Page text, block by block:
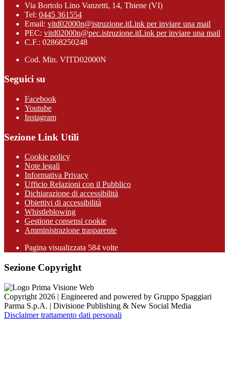
Via Bortolo Lino Vanzetti, 14, Thiene (VI)
Tel: 0445 361554
Email: vitd02000n@istruzione.itLink per inviare una mail
PEC: vitd02000n@pec.istruzione.itLink per inviare una mail
C.F.: 02868250248
Cod. Min. VITD02000N
Seguici su
Facebook
Youtube
Instagram
Sezione Link Utili
Cookie policy
Note legali
Informativa Privacy
Ufficio Relazioni con il Pubblico
Dichiarazione di accessibilità
Obiettivi di accessibilità
Whistleblowing
Gestione consensi cookie
Amministrazione trasparente
Pagina visualizzata 584 volte
Sezione Copyright
Copyright 2026 | Engineered and powered by Gruppo Spaggiari
Parma S.p.A. | Divisione Publishing & New Social Media
Disclaimer trattamento dati personali